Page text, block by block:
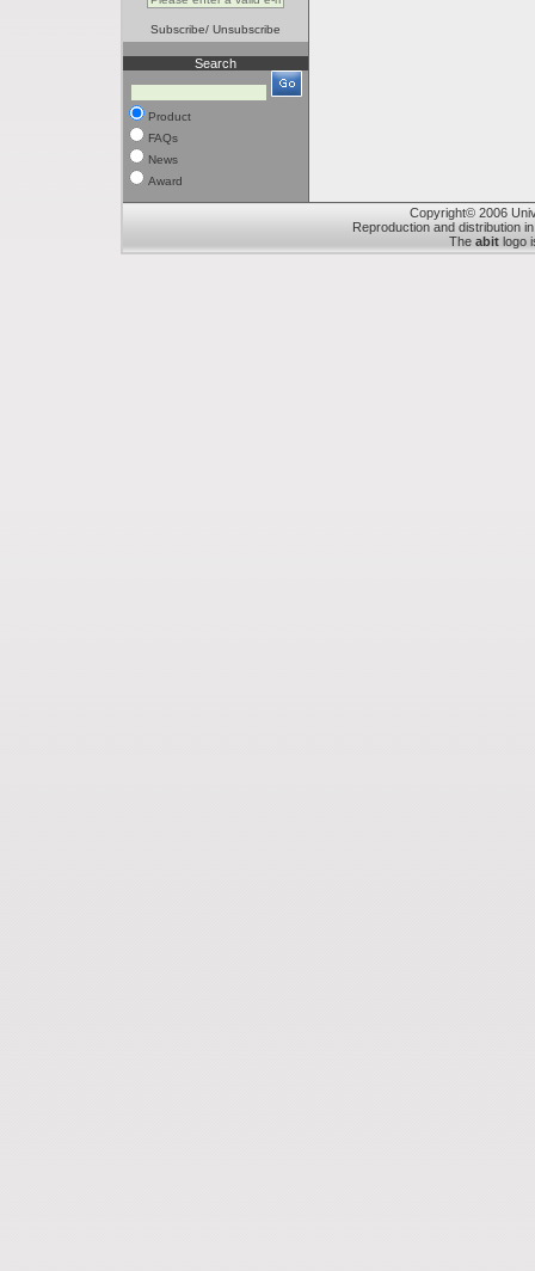
Subscribe/ Unsubscribe
Search
Product
FAQs
News
Award
Copyright© 2006
Reproduction and distribution
The abit logo